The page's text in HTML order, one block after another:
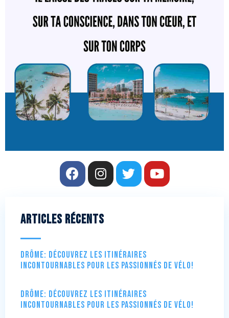
Articles récents
Drôme: Découvrez les itinéraires
incontournables pour les passionnés de vélo!
Drôme: Découvrez les itinéraires
incontournables pour les passionnés de vélo!